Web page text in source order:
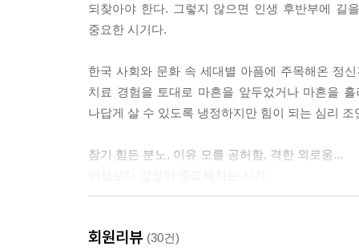
되찾아야 한다. 그렇지 않으면 인생 후반부에 길
중요한 시기다.
한국 사회와 문화 속 세대별 아픔에 주목해온 정
치료 경험을 토대로 마흔을 앞두었거나 마흔을
나답게 살 수 있도록 냉정하지만 힘이 되는 심리 조
참기 힘든 분노, 이유 모를 공허함, 격한 외로움...
컨트롤되지 않는 감정보다 이성을 붙잡으려고
회원리뷰 (30건)